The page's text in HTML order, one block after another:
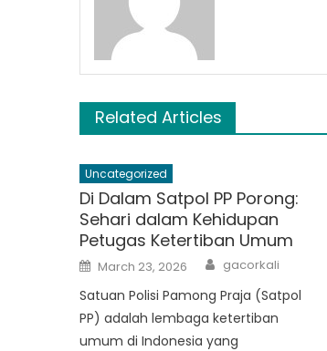
Related Articles
Uncategorized
Di Dalam Satpol PP Porong:
Sehari dalam Kehidupan
Petugas Ketertiban Umum
Posted
on
March 23, 2026 Author
gacorkali
Satuan Polisi Pamong Praja (Satpol
PP) adalah lembaga ketertiban
umum di Indonesia yang